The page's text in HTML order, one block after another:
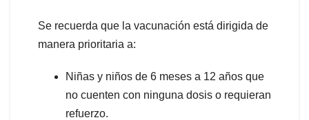
Se recuerda que la vacunación está dirigida de
manera prioritaria a:
Niñas y niños de 6 meses a 12 años que
no cuenten con ninguna dosis o requieran
refuerzo.